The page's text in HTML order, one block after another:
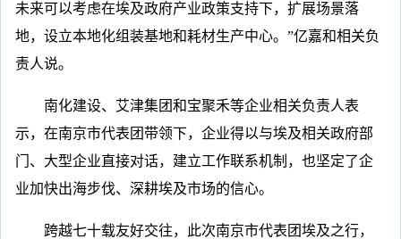
未来可以考虑在埃及政府产业政策支持下，扩展场景落
地，设立本地化组装基地和耗材生产中心。”亿嘉和相关负
责人说。
南化建设、艾津集团和宝聚禾等企业相关负责人表
示，在南京市代表团带领下，企业得以与埃及相关政府部
门、大型企业直接对话，建立工作联系机制，也坚定了企
业加快出海步伐、深耕埃及市场的信心。
跨越七十载友好交往，此次南京市代表团埃及之行，